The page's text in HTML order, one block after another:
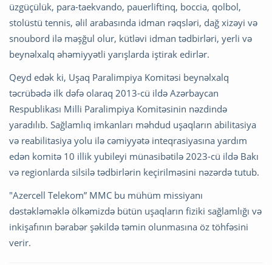
üzgüçülük, para-taekvando, pauerliftinq, boccia, qolbol,
stolüstü tennis, əlil arabasında idman rəqsləri, dağ xizəyi və
snoubord ilə məşğul olur, kütləvi idman tədbirləri, yerli və
beynəlxalq əhəmiyyətli yarışlarda iştirak edirlər.
Qeyd edək ki, Uşaq Paralimpiya Komitəsi beynəlxalq
təcrübədə ilk dəfə olaraq 2013-cü ildə Azərbaycan
Respublikası Milli Paralimpiya Komitəsinin nəzdində
yaradılıb. Sağlamlıq imkanları məhdud uşaqların abilitasiya
və reabilitasiya yolu ilə cəmiyyətə inteqrasiyasına yardım
edən komitə 10 illik yubileyi münasibətilə 2023-cü ildə Bakı
və regionlarda silsilə tədbirlərin keçirilməsini nəzərdə tutub.
"Azercell Telekom” MMC bu mühüm missiyanı
dəstəkləməklə ölkəmizdə bütün uşaqların fiziki sağlamlığı və
inkişafının bərabər şəkildə təmin olunmasına öz töhfəsini
verir.